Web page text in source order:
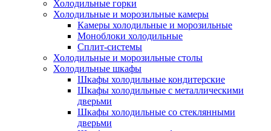
Холодильные горки
Холодильные и морозильные камеры
Камеры холодильные и морозильные
Моноблоки холодильные
Сплит-системы
Холодильные и морозильные столы
Холодильные шкафы
Шкафы холодильные кондитерские
Шкафы холодильные с металлическими
дверьми
Шкафы холодильные со стеклянными
дверьми